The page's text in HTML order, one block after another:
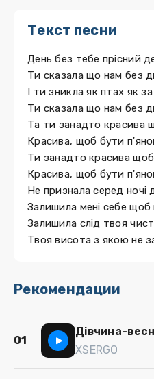
Текст песни
День без тебе прісний
Ти сказала що нам без
І ти зникла як птах як
Ти сказала що нам без
Та ти занадто красива
Красива, щоб бути
Ти занадто красива
Красива, щоб бути
Не признала серед ночі
Залишила мені себе щоб
Залишила слід твоя
Твоя висота з якою не
Рекомендации
01
Дівчина-
XSERGO